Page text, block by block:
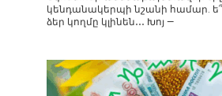
կենդանակերպի նշանի համար.
ձեր կողմը կլինեն․․․ Խոյ —